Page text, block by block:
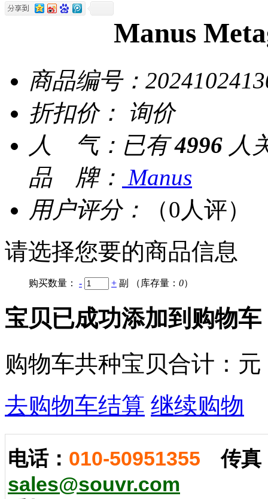
Manus
商品编号：
折扣价：
询价
人 气： 已有 4996 人
品 牌： Manus
用户评分：
（0人评）
请选择您要的商品信息
购买数量： - + 副 （库存量： 0）
宝贝已成功添加到购物车
购物车共种宝贝合计： 元
去购物车结算 继续购物
电话： 010-50951355 传真
sales@souvr.com